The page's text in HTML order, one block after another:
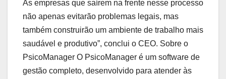
As empresas que saírem na frente nesse processo
não apenas evitarão problemas legais, mas
também construirão um ambiente de trabalho mais
saudável e produtivo”, conclui o CEO. Sobre o
PsicoManager O PsicoManager é um software de
gestão completo, desenvolvido para atender às